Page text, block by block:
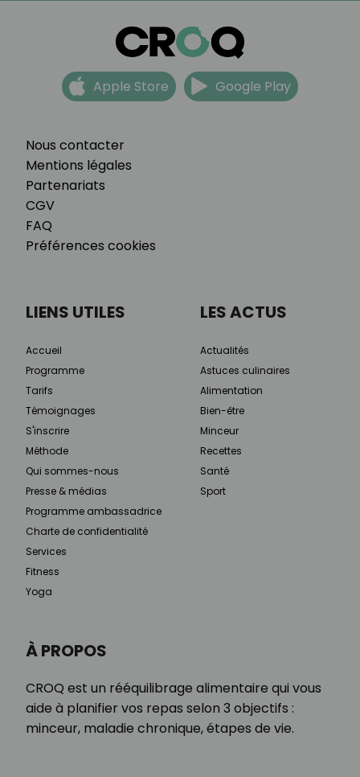
Nous contacter
Mentions légales
Partenariats
CGV
FAQ
Préférences cookies
Apple Store Google Play
À PROPOS
CROQ est un rééquilibrage alimentaire qui vous
aide à planifier vos repas selon 3 objectifs :
minceur, maladie chronique, étapes de vie.
LIENS UTILES
Accueil
Programme
Tarifs
Témoignages
S'inscrire
Méthode
Qui sommes-nous
Presse & médias
Programme ambassadrice
Charte de confidentialité
Services
Fitness
Yoga
LES ACTUS
Actualités
Astuces culinaires
Alimentation
Bien-être
Minceur
Recettes
Santé
Sport